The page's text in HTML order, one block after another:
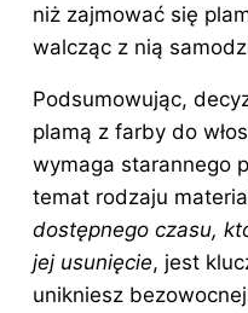
niż zajmować się
walcząc z nią
Podsumowując,
plamą z farby do
wymaga starannego
temat rodzaju
dostępnego czasu,
jej usunięcie, jest
unikniesz